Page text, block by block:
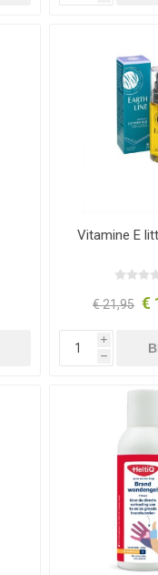
Vitamine E
€ 21,95 €
i
h